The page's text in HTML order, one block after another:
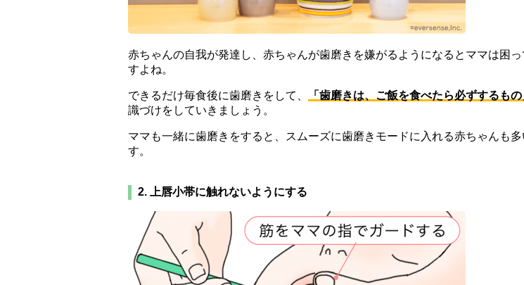
赤ちゃんの自我が発達し、赤ちゃんが歯磨きを嫌がるようになるとママは困っ
すよね。
できるだけ毎食後に歯磨きをして、 「歯磨きは、ご飯を食べたら必ずするもの
識づけをしていきましょう。
ママも一緒に歯磨きをすると、スムーズに歯磨きモードに入れる赤ちゃんも
す。
2. 上唇小帯に触れないようにする